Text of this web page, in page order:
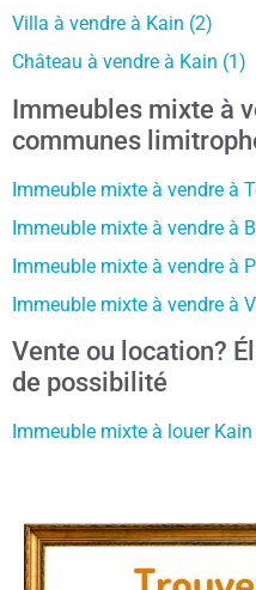
Villa à vendre à Kain (2)
Château à vendre à Kain (1)
Immeubles mixte à
communes
Immeuble mixte à vendre à
Immeuble mixte à vendre à
Immeuble mixte à vendre à
Immeuble mixte à vendre à
Vente ou location?
de possibilité
Immeuble mixte à louer Kain